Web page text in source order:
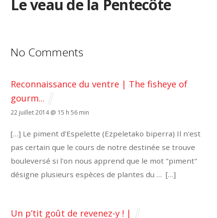
Le veau de la Pentecôte
No Comments
Reconnaissance du ventre | The fisheye of
gourm...
22 juillet 2014 @ 15 h 56 min
[…] Le piment d'Espelette (Ezpeletako biperra) Il n'est
pas certain que le cours de notre destinée se trouve
bouleversé si l'on nous apprend que le mot "piment"
désigne plusieurs espèces de plantes du … […]
Un p’tit goût de revenez-y ! |